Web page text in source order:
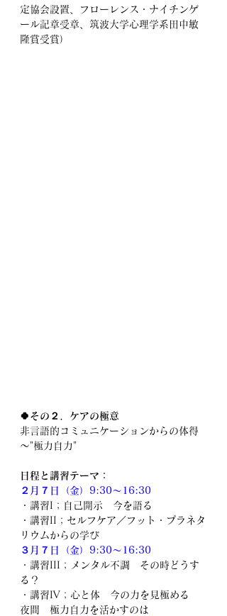
定協会設置、フローレンス・ナイチンゲ
ール記章受章、筑波大学心理学系田中敏
隆賞受賞）
🍀その２．ケアの極意
非言語的コミュニケーションからの体得
～"極力自力"
日程と講習テーマ：
２月７日（金）9:30～16:30
・講習I；自己開示　今を語る
・講習II；セルフケア／フット・プラネタ
リウムからの学び
３月７日（金）9:30～16:30
・講習III；メンタル不調　その時どうす
る？
・講習IV；心と体　今の力を見極める
夜間　極力自力を活かすのは